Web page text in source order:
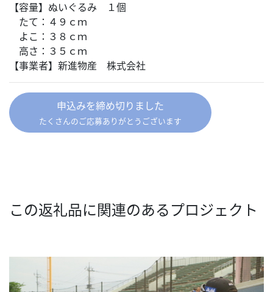
【容量】ぬいぐるみ １個
たて：４９ｃｍ
よこ：３８ｃｍ
高さ：３５ｃｍ
【事業者】新進物産 株式会社
申込みを締め切りました
たくさんのご応募ありがとうございます
この返礼品に関連のあるプロジェクト